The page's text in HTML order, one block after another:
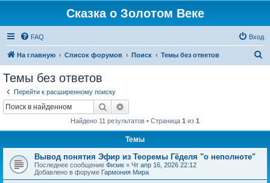
Сказка о Золотом Веке
FAQ Вход
На главную Список форумов Поиск Темы без ответов
Темы без ответов
Перейти к расширенному поиску
Поиск
Найдено 11 результатов • Страница 1 из 1
Темы
Вывод понятия Эфир из Теоремы Гёделя "о неполноте"
Последнее сообщение Физик « Чт апр 16, 2026 22:12
Добавлено в форуме Гармония Мира